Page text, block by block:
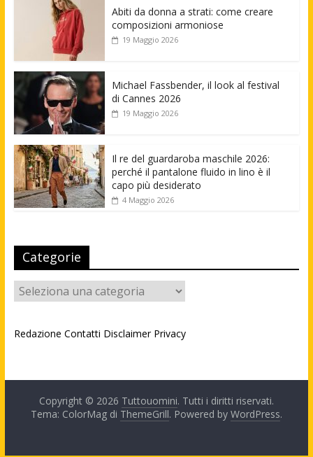
Abiti da donna a strati: come creare
composizioni armoniose
19 Maggio 2026
Michael Fassbender, il look al festival
di Cannes 2026
19 Maggio 2026
Il re del guardaroba maschile 2026:
perché il pantalone fluido in lino è il
capo più desiderato
4 Maggio 2026
Categorie
Categorie
Redazione Contatti Disclaimer Privacy
Copyright © 2026 Tuttouomini. Tutti i diritti riservati.
Tema: ColorMag di ThemeGrill. Powered by WordPress.